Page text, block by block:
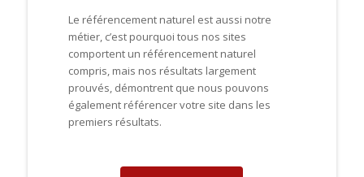
Le référencement naturel est aussi notre
métier, c’est pourquoi tous nos sites
comportent un référencement naturel
compris, mais nos résultats largement
prouvés, démontrent que nous pouvons
également référencer votre site dans les
premiers résultats.